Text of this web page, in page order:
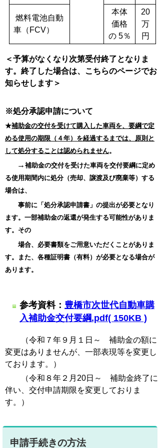
燃料電池自動
車（FCV）
本体
価格
の 5％
20
万
円
＜予算がなくなり次第受付終了となりま
す。終了した場合は、こちらのページでお
知らせします＞
※処分承認申請について
★補助金の交付を受けて購入した車両を、要綱で定
める使用の期限 （ ４年） を経過するまでは、原則と
して処分することは認められません。
→ 補助金の交付を受けた車両を交付要綱に定め
る使用期間内に処分（売却、譲渡及び廃棄等）する
場合は、
事前に 「処分承認申請書」の提出が必要となり
ます。一部補助金の返還が発生する可能性がありま
す。その
場合、必要書類をご用意いただくことがありま
す。また、各種証明書（有料）が必要となる場合が
あります。
参考資料： 豊橋市次世代自動車購
入補助金交付要綱.pdf( 150KB )
（令和７年９月１日～ 補助金の額に
変更はありませんが、一部表現等を変更し
ております。）
（令和８年２月20日～ 補助金終了に
伴い、交付申請期限を変更しておりま
す。）
申請手続きの方法